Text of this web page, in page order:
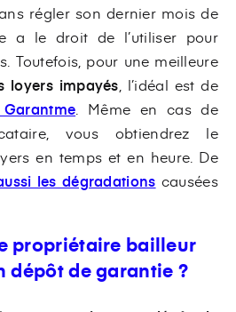
régler son dernier mois de
a le droit de l’utiliser pour
Toutefois, pour une meilleure
loyers impayés , l’idéal est de
. Même en cas de
vous obtiendrez le
en temps et en heure. De
les dégradations causées
propriétaire bailleur
dépôt de garantie ?